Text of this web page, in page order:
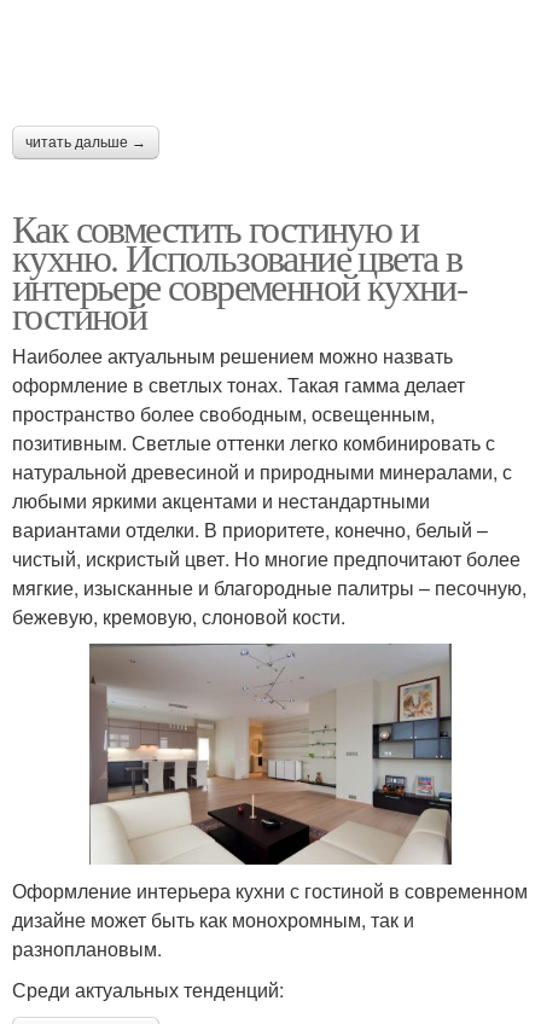
читать дальше →
Как совместить гостиную и
кухню. Использование цвета в
интерьере современной кухни-
гостиной
Наиболее актуальным решением можно назвать
оформление в светлых тонах. Такая гамма делает
пространство более свободным, освещенным,
позитивным. Светлые оттенки легко комбинировать с
натуральной древесиной и природными минералами, с
любыми яркими акцентами и нестандартными
вариантами отделки. В приоритете, конечно, белый –
чистый, искристый цвет. Но многие предпочитают более
мягкие, изысканные и благородные палитры – песочную,
бежевую, кремовую, слоновой кости.
Оформление интерьера кухни с гостиной в современном
дизайне может быть как монохромным, так и
разноплановым.
Среди актуальных тенденций: